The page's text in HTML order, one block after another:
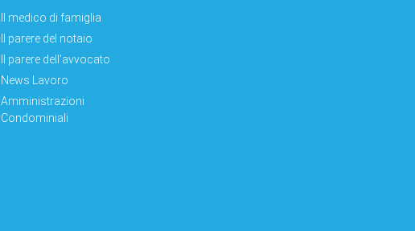
Il medico di famiglia
Il parere del notaio
Il parere dell'avvocato
News Lavoro
Amministrazioni
Condominiali